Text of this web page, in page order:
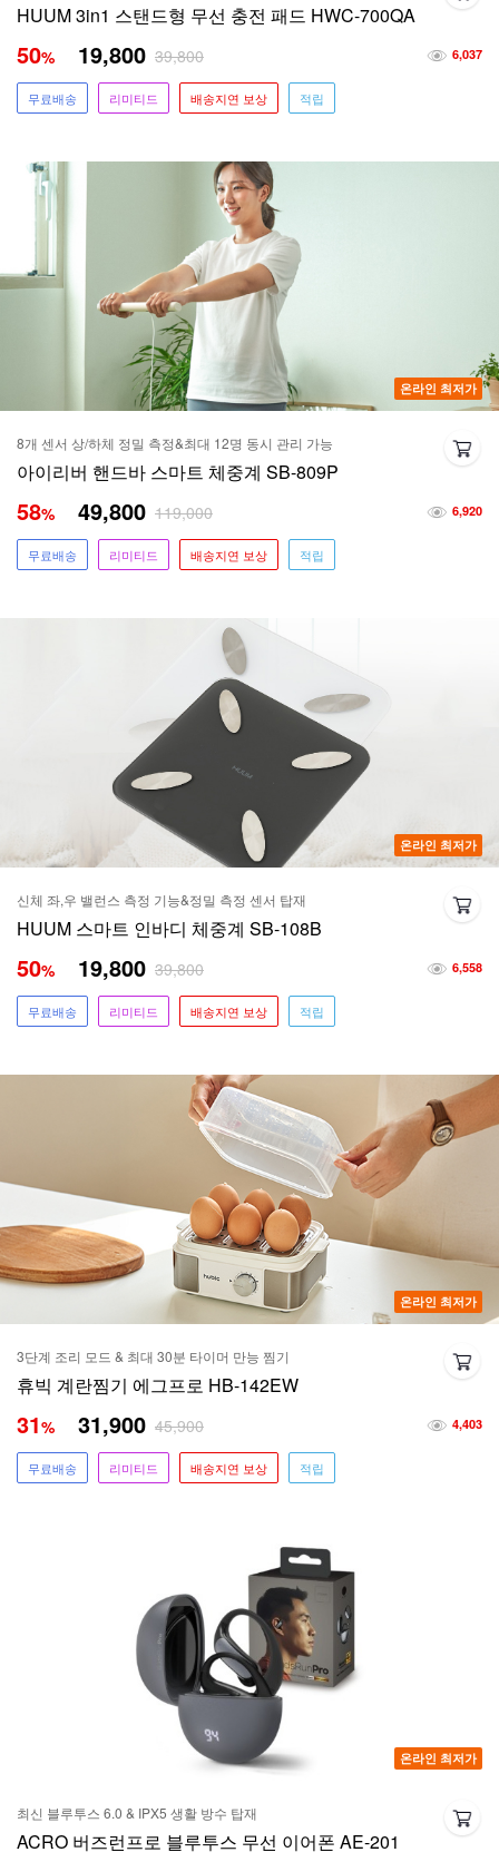
HUUM 3in1 스탠드형 무선 충전 패드 HWC-700QA
6,037
50% 19,800 39,800
무료배송 리미티드 배송지연 보상 적립
온라인 최저가
8개 센서 상/하체 정밀 측정&최대 12명 동시 관리 가능
아이리버 핸드바 스마트 체중계 SB-809P
6,920
58% 49,800 119,000
무료배송 리미티드 배송지연 보상 적립
온라인 최저가
신체 좌,우 밸런스 측정 기능&정밀 측정 센서 탑재
HUUM 스마트 인바디 체중계 SB-108B
6,558
50% 19,800 39,800
무료배송 리미티드 배송지연 보상 적립
온라인 최저가
3단계 조리 모드 & 최대 30분 타이머 만능 찜기
휴빅 계란찜기 에그프로 HB-142EW
4,403
31% 31,900 45,900
무료배송 리미티드 배송지연 보상 적립
온라인 최저가
최신 블루투스 6.0 & IPX5 생활 방수 탑재
ACRO 버즈런프로 블루투스 무선 이어폰 AE-201